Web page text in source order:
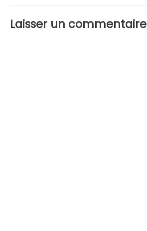
Laisser un commentaire